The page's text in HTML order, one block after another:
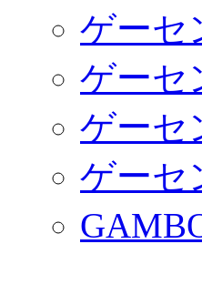
ゲーセ
ゲーセ
ゲーセ
ゲーセ